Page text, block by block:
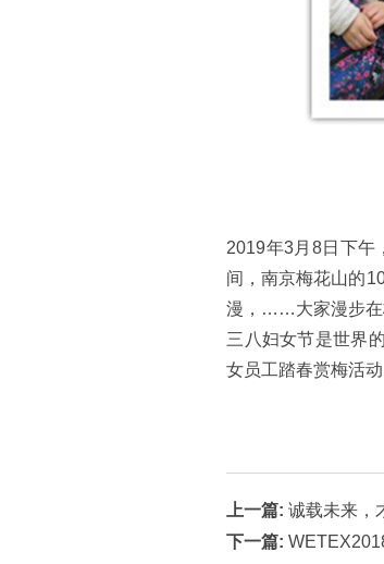
2019年3月8日下午
间，南京梅花山的
漫，……大家漫步在
三八妇女节是世界
女员工踏春赏梅活
上一篇:诚载未来，
下一篇: